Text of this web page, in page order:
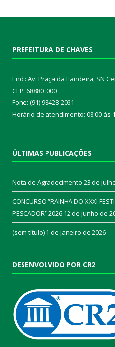
PREFEITURA DE CHAVES
End.: Av. Praça da Bandeira, SN
CEP: 68880 .000
Fone: (91) 98428-2031
Horário de atendimento: 08:00 às
ÚLTIMAS PUBLICAÇÕES
Nota de Agradecimento 23 de
CONCURSO “RAINHA DO XXXI
PESCADOR” 2026 12 de junho de
(sem título) 1 de janeiro de 2026
DESENVOLVIDO POR CR2